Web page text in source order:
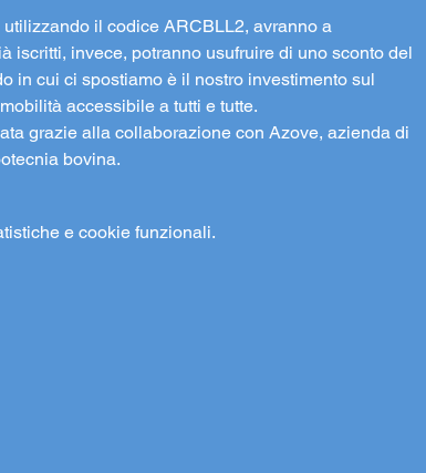
il codice ARCBLL2, avranno a
iscritti, invece, potranno usufruire di uno sconto del
in cui ci spostiamo è il nostro investimento sul
accessibile a tutti e tutte.
grazie alla collaborazione con Azove, azienda di
bovina.
e cookie funzionali.